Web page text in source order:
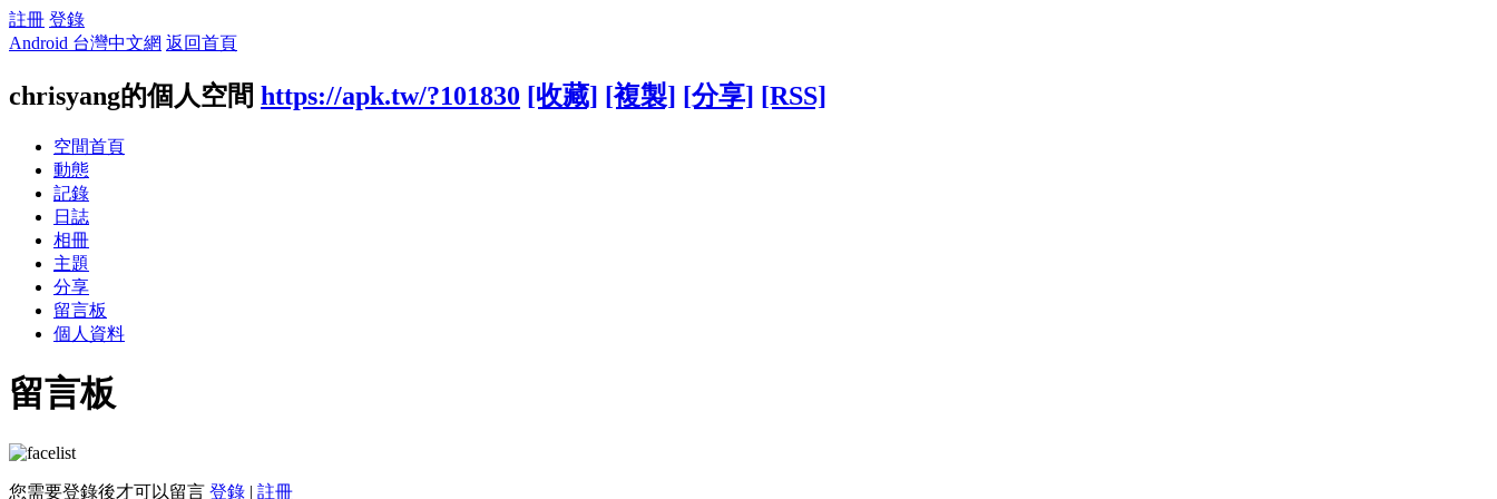
註冊 登錄
Android 台灣中文網 返回首頁
chrisyang的個人空間 https://apk.tw/?101830 [收藏] [複製] [分享] [RSS]
空間首頁
動態
記錄
日誌
相冊
主題
分享
留言板
個人資料
留言板
您需要登錄後才可以留言 登錄 | 註冊